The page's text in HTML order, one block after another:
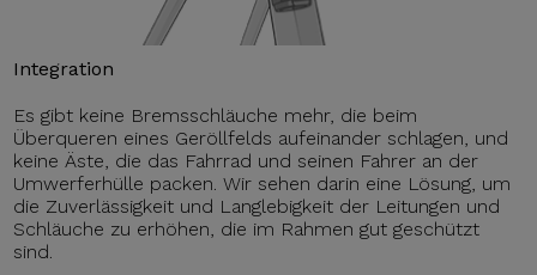
Integration
Es gibt keine Bremsschläuche mehr, die beim
Überqueren eines Geröllfelds aufeinander schlagen, und
keine Äste, die das Fahrrad und seinen Fahrer an der
Umwerferhülle packen. Wir sehen darin eine Lösung, um
die Zuverlässigkeit und Langlebigkeit der Leitungen und
Schläuche zu erhöhen, die im Rahmen gut geschützt
sind.